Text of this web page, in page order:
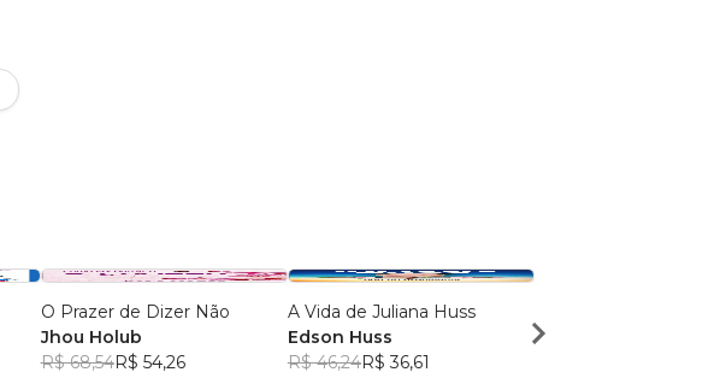
O Prazer de Dizer Não
Jhou Holub
R$ 68,54R$ 54,26
A Vida de Juliana Huss
Edson Huss
R$ 46,24R$ 36,61
Decretos e